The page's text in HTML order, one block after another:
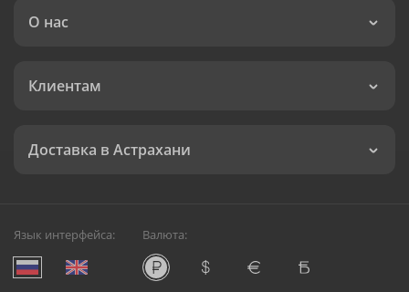
О нас
Клиентам
Доставка в Астрахани
Язык интерфейса: Валюта: